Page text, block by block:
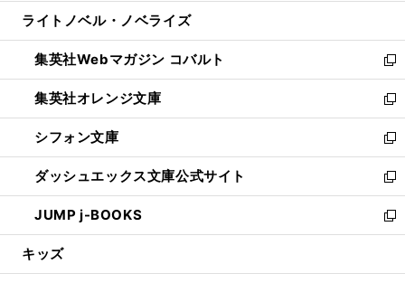
開
く
ウ
で
開
く
ウ
ン
ド
ウ
で
開
く
し
ウ
ィ
ン
ド
ウ
で
開
く
ライトノベル・ノベライズ
集英社Webマガジン コバルト
新
し
い
ウ
ィ
ン
ド
ウ
で
開
集英社オレンジ文庫
新
し
い
ウ
ィ
ン
ド
ウ
開
シフォン文庫
新
し
い
ウ
ィ
ン
ウ
ダッシュエックス文庫公式サイト
新
し
い
ウ
ン
JUMP j-BOOKS
新
し
ウ
キッズ